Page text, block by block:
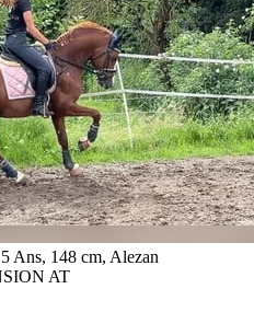
Ans, 148 cm, Alezan
AT